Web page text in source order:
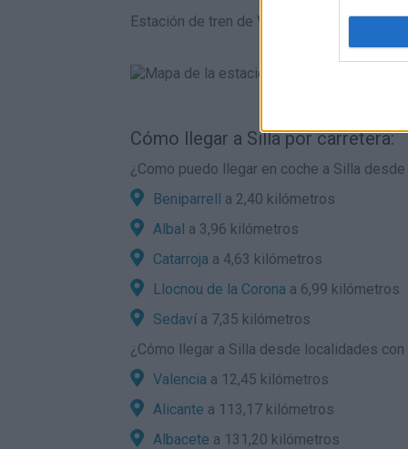
Estación de tren de Valencia joaquÍn
Cómo llegar a Silla por carretera:
¿Como puedo llegar en coche a Silla
Beniparrell a 2,40 kilómetros
Albal a 3,96 kilómetros
Catarroja a 4,63 kilómetros
Llocnou de la Corona a 6,99 kilómetros
Sedaví a 7,35 kilómetros
¿ Cómo llegar a Silla desde localidades
Valencia a 12,45 kilómetros
Alicante a 113,17 kilómetros
Albacete a 131,20 kilómetros